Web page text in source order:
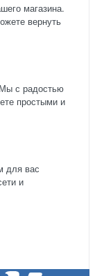
магазина.
вернуть
с радостью
простыми и
для вас
и